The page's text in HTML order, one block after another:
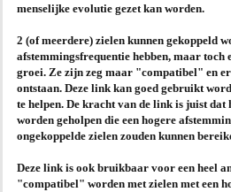
menselijke evolutie gezet kan worden.
2 (of meerdere) zielen kunnen gekoppeld
afstemmingsfrequentie hebben, maar
groei. Ze zijn zeg maar "compatibel" en
ontstaan. Deze link kan goed gebruikt
te helpen. De kracht van de link is juist dat
worden geholpen die een hogere
ongekoppelde zielen zouden kunnen
Deze link is ook bruikbaar voor een heel
"compatibel" worden met zielen met een